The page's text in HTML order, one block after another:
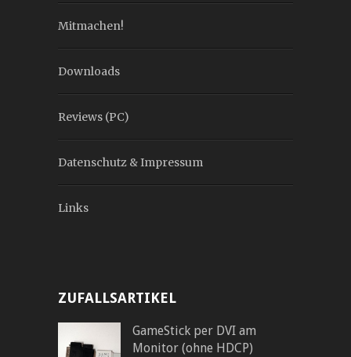
Mitmachen!
Downloads
Reviews (PC)
Datenschutz & Impressum
Links
ZUFALLSARTIKEL
GameStick per DVI am
Monitor (ohne HDCP)